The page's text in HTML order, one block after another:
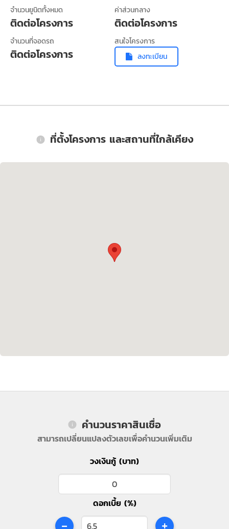
จำนวนยูนิตทั้งหมด
ติดต่อโครงการ
ค่าส่วนกลาง
ติดต่อโครงการ
จำนวนที่จอดรถ
ติดต่อโครงการ
สนใจโครงการ
ลงทะเบียน
ที่ตั้งโครงการ และสถานที่ใกล้เคียง
คำนวนราคาสินเชื่อ
สามารถเปลี่ยนแปลงตัวเลขเพื่อคำนวนเพิ่มเติม
วงเงินกู้ (บาท)
ดอกเบี้ย (%)
- +